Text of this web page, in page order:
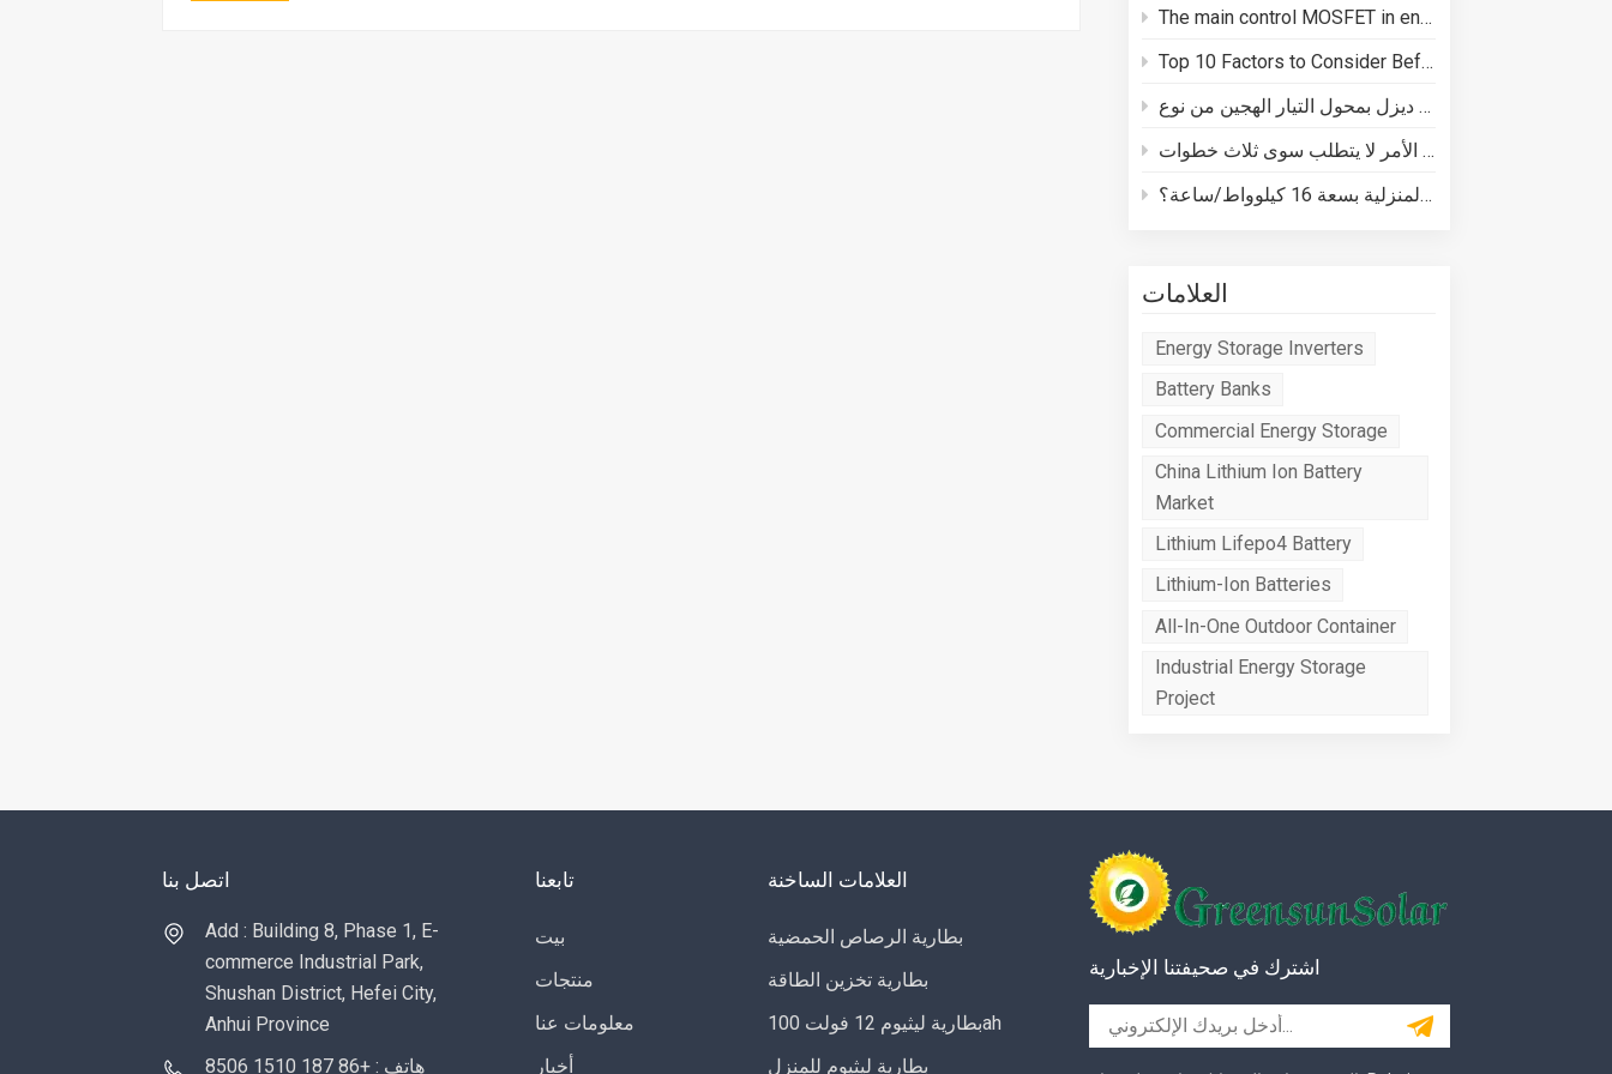
The main control MOSFET in energy storage batteries plays three core roles in BMS safety
Top 10 Factors to Consider Before Buying a Energy Storage System
كيفية توصيل نظام تخزين الطاقة المنزلية بسعة 16 كيلوواط/ساعة؟
العلامات
Energy Storage Inverters
Battery Banks
Commercial Energy Storage
China Lithium Ion Battery
Market
Lithium Lifepo4 Battery
Lithium-Ion Batteries
All-In-One Outdoor Container
Industrial Energy Storage
Project
اتصل بنا
Add : Building 8, Phase 1, E-
commerce Industrial Park,
Shushan District, Hefei City,
Anhui Province
هاتف : +86 187 1510 8506
تابعنا
بيت
منتجات
معلومات عنا
أخبار
العلامات الساخنة
بطارية الرصاص الحمضية
بطارية تخزين الطاقة
بطارية ليثيوم 12 فولت 100ah
بطارية ليثيوم للمنزل
اشترك في صحيفتنا الإخبارية